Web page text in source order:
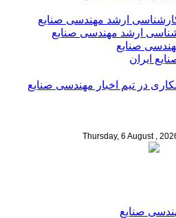
ارشد مهندسی صنایع
ارشد مهندسی صنایع
صنایع
ایران
در تیم اخبار مهندسی صنایع
Thursday, 6 August ,
صنایع